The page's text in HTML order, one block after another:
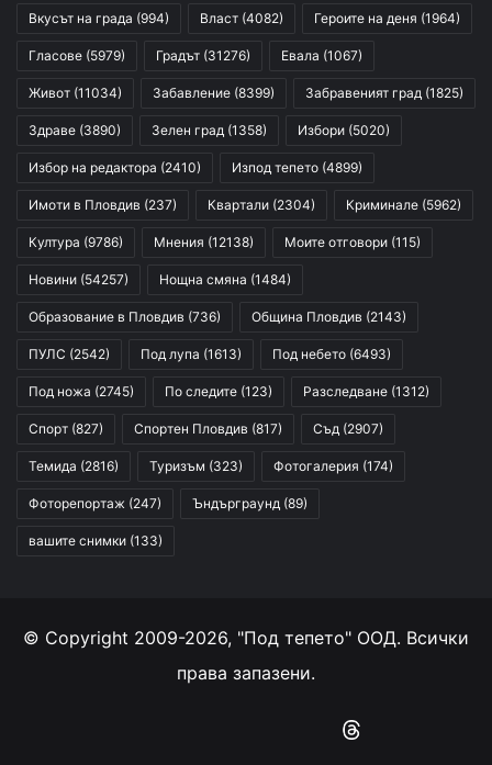
Вкусът на града (994) Власт (4082) Героите на деня (1964)
Гласове (5979) Градът (31276) Евала (1067)
Живот (11034) Забавление (8399) Забравеният град (1825)
Здраве (3890) Зелен град (1358) Избори (5020)
Избор на редактора (2410) Изпод тепето (4899)
Имоти в Пловдив (237) Квартали (2304) Криминале (5962)
Култура (9786) Мнения (12138) Моите отговори (115)
Новини (54257) Нощна смяна (1484)
Образование в Пловдив (736) Община Пловдив (2143)
ПУЛС (2542) Под лупа (1613) Под небето (6493)
Под ножа (2745) По следите (123) Разследване (1312)
Спорт (827) Спортен Пловдив (817) Съд (2907)
Темида (2816) Туризъм (323) Фотогалерия (174)
Фоторепортаж (247) Ъндърграунд (89)
вашите снимки (133)
© Copyright 2009-2026, "Под тепето" ООД. Всички
права запазени.
Instagram
RSS